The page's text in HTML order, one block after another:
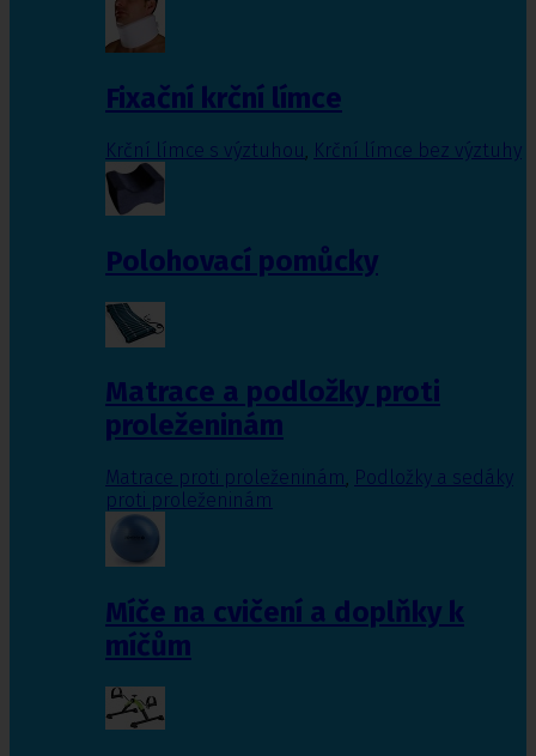
Fixační krční límce
Krční límce s výztuhou Krční límce bez výztuhy
Polohovací pomůcky
Matrace a podložky proti
proleženinám
Matrace proti proleženinám, Podložky a sedáky
proti proleženinám
Míče na cvičení a doplňky k
míčům